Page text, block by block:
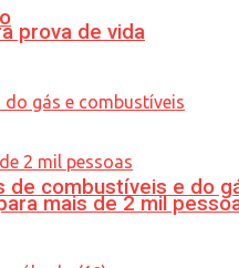
combustíveis e do
prova de vida
mais de 2 mil